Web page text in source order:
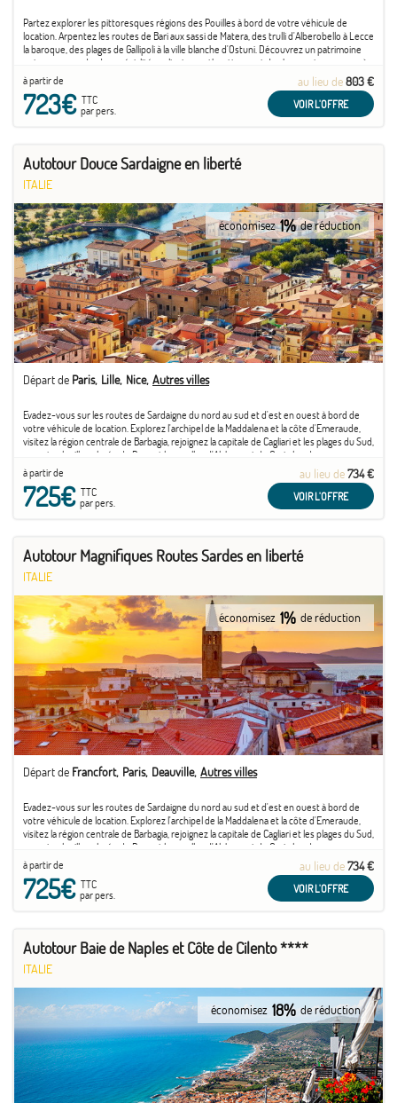
Partez explorer les pittoresques régions des Pouilles à bord de votre véhicule de
location. Arpentez les routes de Bari aux sassi de Matera, des trulli d'Alberobello à Lecce
la baroque, des plages de Gallipoli à la ville blanche d'Ostuni. Découvrez un patrimoine
unique au monde, des spécialités culinaires authentiques et de charmants paysages à ...
à partir de
723€TTC
par pers.
au lieu de803 €
VOIR L'OFFRE
Autotour Douce Sardaigne en liberté
ITALIE
économisez 1% de réduction
Départ de Paris Lille Nice Autres villes
Evadez-vous sur les routes de Sardaigne du nord au sud et d'est en ouest à bord de
votre véhicule de location. Explorez l'archipel de la Maddalena et la côte d'Emeraude,
visitez la région centrale de Barbagia, rejoignez la capitale de Cagliari et les plages du Sud,
arpentez la ville colorée de Bosa et les ruelles d'Alghero et de Castelsardo, ...
à partir de
725€TTC
par pers.
au lieu de734 €
VOIR L'OFFRE
Autotour Magnifiques Routes Sardes en liberté
ITALIE
économisez 1% de réduction
Départ de Francfort Paris Deauville Autres villes
Evadez-vous sur les routes de Sardaigne du nord au sud et d'est en ouest à bord de
votre véhicule de location. Explorez l'archipel de la Maddalena et la côte d'Emeraude,
visitez la région centrale de Barbagia, rejoignez la capitale de Cagliari et les plages du Sud,
arpentez la ville colorée de Bosa et les ruelles d'Alghero et de Castelsardo, ...
à partir de
725€TTC
par pers.
au lieu de734 €
VOIR L'OFFRE
Autotour Baie de Naples et Côte de Cilento ****
ITALIE
économisez 18% de réduction